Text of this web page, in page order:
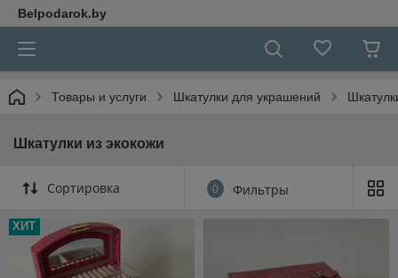
Belpodarok.by
Товары и услуги Шкатулки для украшений
Шкатулки из экокожи
Сортировка 0 Фильтры
ХИТ